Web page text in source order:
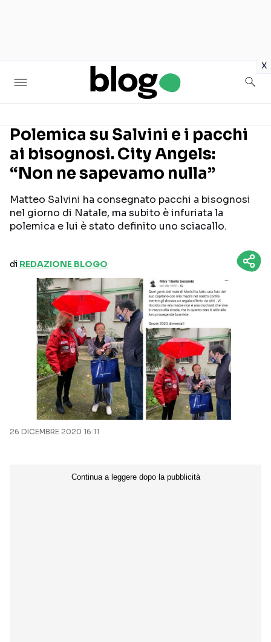
x
Seguici sui social
Polemica su Salvini e i pacchi
ai bisognosi. City Angels:
“Non ne sapevamo nulla”
Matteo Salvini ha consegnato pacchi a bisognosi
nel giorno di Natale, ma subito è infuriata la
polemica e lui è stato definito uno sciacallo.
di REDAZIONE BLOGO
26 DICEMBRE 2020 16:11